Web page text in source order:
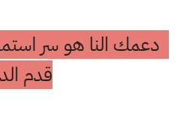
دعمك النا هو سر
قدم